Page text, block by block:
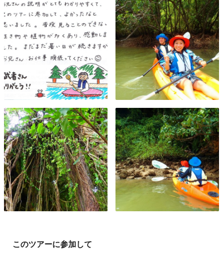
このツアーに参加して